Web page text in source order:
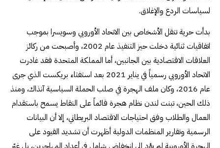
لسياسات الردع والإغلاق.
بدأت حرية تنقل الأشخاص بين الاتحاد الأوروبي وسويسرا بموجب
اتفاقيات ثنائية دخلت حيز التنفيذ عام 2002، وأصبحت من ركائز
العلاقات الاقتصادية بين الجانبين، أما المملكة المتحدة فقد غادرت
الاتحاد الأوروبي رسمياً في يناير 2021 بعد استفتاء بريكست الذي جرى
عام 2016، وكان ملف الهجرة في صلب الحملة السياسية آنذاك، ومنذ
ذلك الحين، تبنت لندن نظام هجرة قائماً على النقاط يسمح باستقدام
العمال والطلاب وفق احتياجات الاقتصاد البريطاني، إلا أن البيانات
الرسمية وتقارير المنظمات الدولية أظهرت أن تشديد القيود على